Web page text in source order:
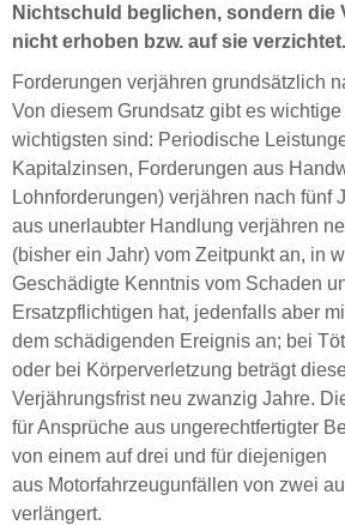
Nichtschuld beglichen, sondern die
nicht erhoben bzw. auf sie verzichtet.
Forderungen verjähren grundsätzlich
Von diesem Grundsatz gibt es
wichtigsten sind: Periodische
Kapitalzinsen, Forderungen aus
Lohnforderungen) verjähren nach fünf
aus unerlaubter Handlung verjähren
(bisher ein Jahr) vom Zeitpunkt an, in
Geschädigte Kenntnis vom Schaden
Ersatzpflichtigen hat, jedenfalls aber
dem schädigenden Ereignis an; bei
oder bei Körperverletzung beträgt
Verjährungsfrist neu zwanzig Jahre.
für Ansprüche aus ungerechtfertigter
von einem auf drei und für diejenigen
aus Motorfahrzeugunfällen von zwei
verlängert.